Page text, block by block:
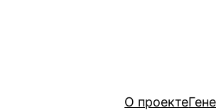
О проекте